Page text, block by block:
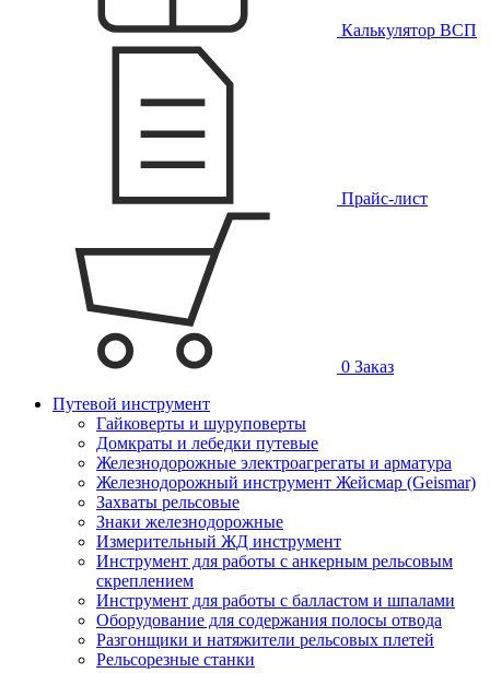
Калькулятор ВСП
Прайс-лист
0 Заказ
Путевой инструмент
Гайковерты и шуруповерты
Домкраты и лебедки путевые
Железнодорожные электроагрегаты и арматура
Железнодорожный инструмент Жейсмар (Geismar)
Захваты рельсовые
Знаки железнодорожные
Измерительный ЖД инструмент
Инструмент для работы с анкерным рельсовым
скреплением
Инструмент для работы с балластом и шпалами
Оборудование для содержания полосы отвода
Разгонщики и натяжители рельсовых плетей
Рельсорезные станки